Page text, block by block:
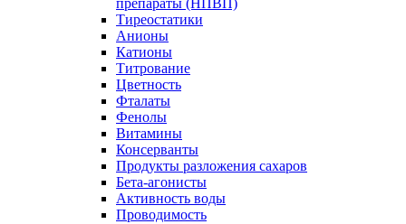
препараты (НПВП)
Тиреостатики
Анионы
Катионы
Титрование
Цветность
Фталаты
Фенолы
Витамины
Консерванты
Продукты разложения сахаров
Бета-агонисты
Активность воды
Проводимость